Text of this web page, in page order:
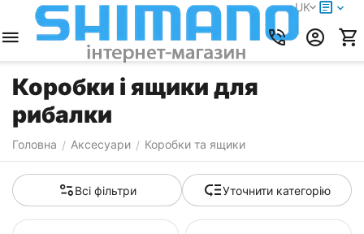
UK
Коробки і ящики для
рибалки
Головна / Аксесуари / Коробки та ящики
Всі фільтри Уточнити категорію